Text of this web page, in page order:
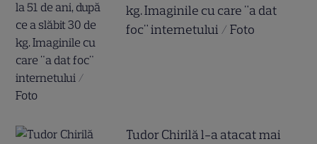
kg. Imaginile cu care "a dat
foc" internetului / Foto
Tudor Chirilă l-a atacat mai